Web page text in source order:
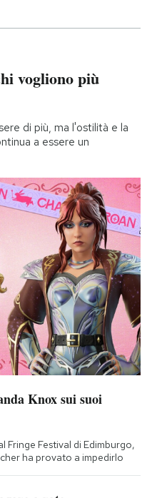
vogliono più
di più, ma l'ostilità e la
a essere un
Knox sui suoi
Festival di Edimburgo,
ha provato a impedirlo